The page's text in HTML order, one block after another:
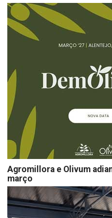
Agromillora e Olivum
março